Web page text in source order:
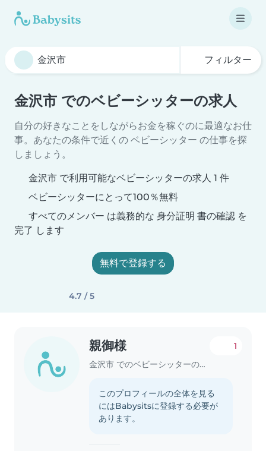
フィルター
金沢市 でのベビーシッターの求人
自分の好きなことをしながらお金を稼ぐのに最適なお仕
事。あなたの条件で近くの ベビーシッター の仕事を探
しましょう。
金沢市 で利用可能なベビーシッターの求人 1 件
ベビーシッターにとって100％無料
すべてのメンバー は義務的な 身分証明 書の確認 を
完了 します
無料で登録する
4.7 / 5
親御様
金沢市 でのベビーシッターの求人
1
このプロフィールの全体を見る
にはBabysitsに登録する必要が
あります。